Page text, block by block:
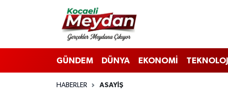
GÜNDEM DÜNYA EKONOMİ TEKNOLOJİ
HABERLER ASAYIŞ
Nöbetçi Eczaneler
Hava Durumu
Trafik Durumu